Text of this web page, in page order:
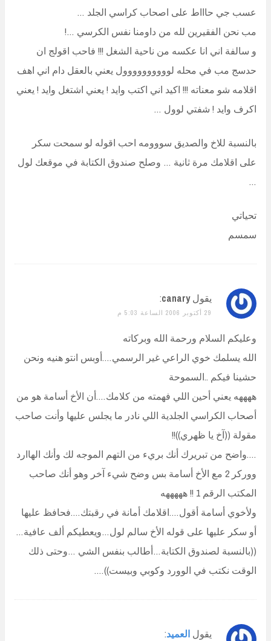
عسب جي حاااط على اصحاب كراسي الجلد …
مب نحن الفقيرين لله من داومنا نفس الكرسي …!
و سالفة اني انا عكسه من ناحية الشغل !!! فاحب اقولج ان
حدسج مب في محله لوووووووووول يعني بالعقل دام اني اهف
اقلامه شو معناته !!! اكيد اني اكتب وايد ! يعني اشتغل وايد ! يعني
اكرف وايد ! شفتي لوول …
بالنسبة للاخ والصديق سووومه احب اقوله لو سمحت سكر
على اقلامك مرة ثانية … وصلح صندوق الكتابة في موقعك لول
…
تحياتي
سمسم
يقول canary
:
29 أكتوبر 2006 الساعة 5:03 م
وعليكم السلام ورحمة الله وبركاته
الله يسلمك خوي الراعي غير الرسمي….أوبس انتو هنيه ونحن
حشينا فيكم ..السموحة
ههههه يعني أحين اللي فهمته من كلامك….أن الأخ أسامة هو من
أصحاب الكراسي الجلدية اللي نادر ما يجلس عليها وأنت صاحب
مقولة ((آخ يا ظهري))!!
….واضح من تبريرك أنك بريء من التهم الموجه لك وأنك الهاارد
ووركر 2 مع الأخ أسامة بس وضح شيء آخر وهو أنك صاحب
المكتب الرقم 1 !! هههههه
ولأخوي أسامة أقول….اقلامك أمانة في رقبتك….فحافظ عليها
أو سكر عليها على قوله الأخ سالم لول…ويعطيكم ألف عافية…
((بالنسبة لصندوق الكتابة…أطالب بنفس الشي …وحتى ذلك
الوقت نكتب في الوورد وكوبي وبيست))….
يقول العميد: